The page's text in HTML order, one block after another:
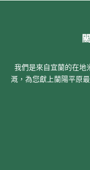
我們是來自宜蘭的在地
溉，為您獻上蘭陽平原